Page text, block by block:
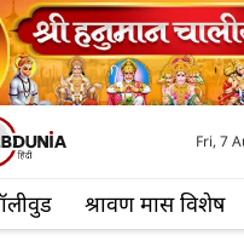
श्रावण मास विशेष
Fri, 7